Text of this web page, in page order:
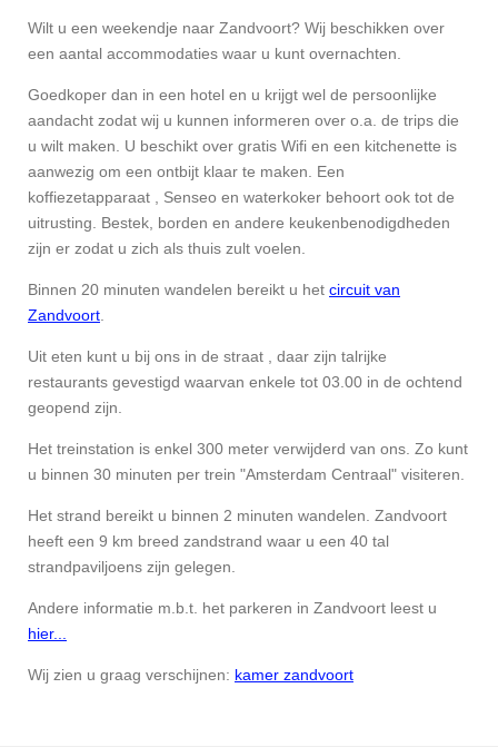
Wilt u een weekendje naar Zandvoort? Wij beschikken over
een aantal accommodaties waar u kunt overnachten.
Goedkoper dan in een hotel en u krijgt wel de persoonlijke
aandacht zodat wij u kunnen informeren over o.a. de trips die
u wilt maken. U beschikt over gratis Wifi en een kitchenette is
aanwezig om een ontbijt klaar te maken. Een
koffiezetapparaat , Senseo en waterkoker behoort ook tot de
uitrusting. Bestek, borden en andere keukenbenodigdheden
zijn er zodat u zich als thuis zult voelen.
Binnen 20 minuten wandelen bereikt u het circuit van
Zandvoort
Uit eten kunt u bij ons in de straat , daar zijn talrijke
restaurants gevestigd waarvan enkele tot 03.00 in de ochtend
geopend zijn.
Het treinstation is enkel 300 meter verwijderd van ons. Zo kunt
u binnen 30 minuten per trein "Amsterdam Centraal" visiteren.
Het strand bereikt u binnen 2 minuten wandelen. Zandvoort
heeft een 9 km breed zandstrand waar u een 40 tal
strandpaviljoens zijn gelegen.
Andere informatie m.b.t. het parkeren in Zandvoort leest u
hier...
Wij zien u graag verschijnen: kamer zandvoort